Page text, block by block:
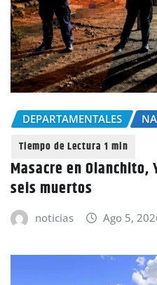
DEPARTAMENTALES
Masacre en Olanchito,
seis muertos
noticias Ago 5,